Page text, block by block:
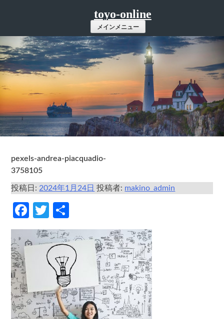
ツ
へ
ス
キ
ッ
プ
toyo-online
メインメニュー
pexels-andrea-piacquadio-
3758105
投稿日: 2024年1月24日 投稿者: makino_admin
Facebook
Twitter
有